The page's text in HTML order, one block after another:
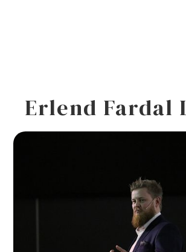
Erlend Fardal